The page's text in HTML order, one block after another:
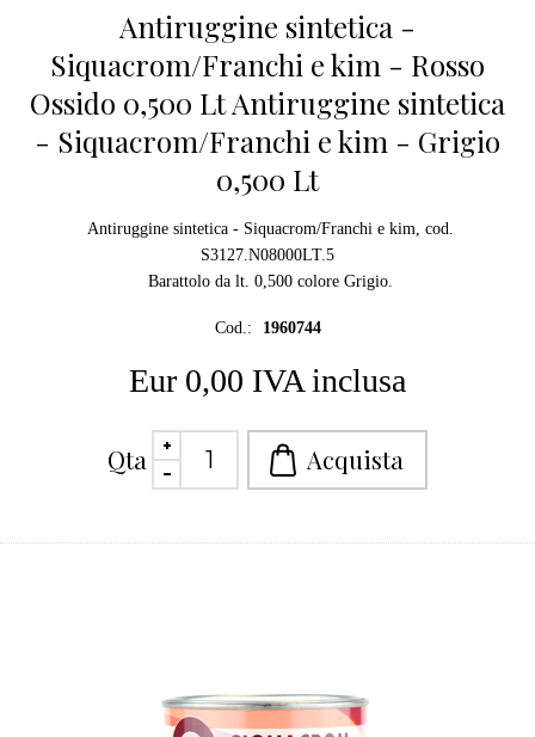
Antiruggine sintetica -
Siquacrom/Franchi e kim - Rosso
Ossido 0,500 Lt Antiruggine sintetica
- Siquacrom/Franchi e kim - Grigio
0,500 Lt
Antiruggine sintetica - Siquacrom/Franchi e kim, cod.
S3127.N08000LT.5
Barattolo da lt. 0,500 colore Grigio.
Cod.: 1960744
Eur 0,00 IVA inclusa
Qta